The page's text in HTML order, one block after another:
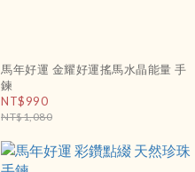
馬年好運 金耀好運搖馬水晶能量 手
鍊
NT$990
NT$1,080